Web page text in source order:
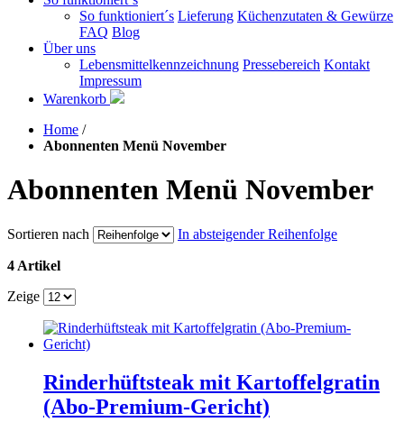
So funktioniert´s Lieferung Küchenzutaten & Gewürze
FAQ Blog
Über uns
Lebensmittelkennzeichnung Pressebereich Kontakt
Impressum
Warenkorb
Home /
Abonnenten Menü November
Abonnenten Menü November
Sortieren nach In absteigender Reihenfolge
4 Artikel
Zeige
Rinderhüftsteak mit Kartoffelgratin
(Abo-Premium-Gericht)